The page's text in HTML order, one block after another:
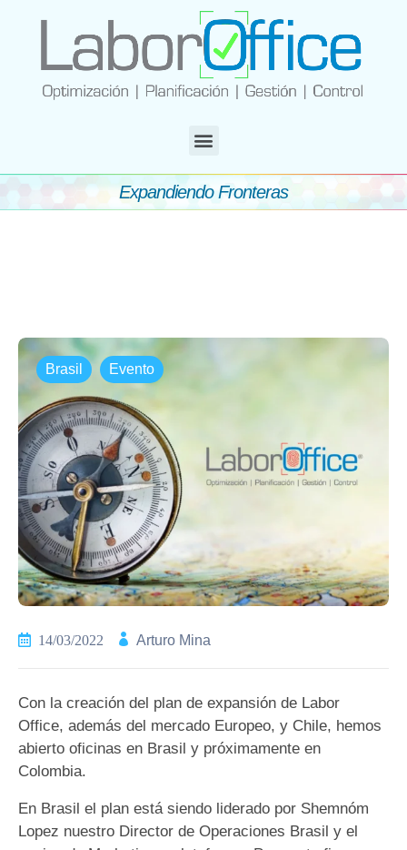
Expandiendo Fronteras
Brasil Evento
14/03/2022 Arturo Mina
Con la creación del plan de expansión de Labor
Office, además del mercado Europeo, y Chile, hemos
abierto oficinas en Brasil y próximamente en
Colombia.
En Brasil el plan está siendo liderado por Shemnóm
Lopez nuestro Director de Operaciones Brasil y el